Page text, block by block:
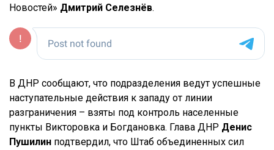
Новостей» Дмитрий Селезнёв.
В ДНР сообщают, что подразделения ведут успешные
наступательные действия к западу от линии
разграничения – взяты под контроль населенные
пункты Викторовка и Богдановка. Глава ДНР Денис
Пушилин подтвердил, что Штаб объединенных сил